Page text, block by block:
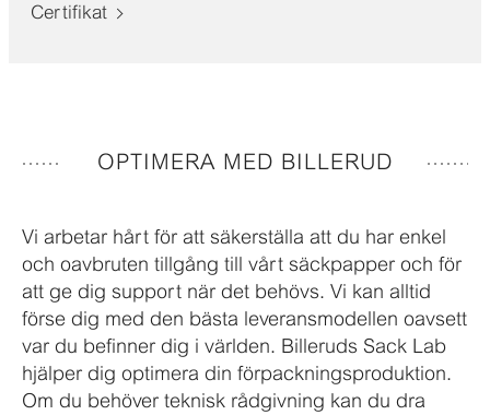
Certifikat
OPTIMERA MED BILLERUD
Vi arbetar hårt för att säkerställa att du har enkel
och oavbruten tillgång till vårt säckpapper och för
att ge dig support när det behövs. Vi kan alltid
förse dig med den bästa leveransmodellen oavsett
var du befinner dig i världen. Billeruds Sack Lab
hjälper dig optimera din förpackningsproduktion.
Om du behöver teknisk rådgivning kan du dra